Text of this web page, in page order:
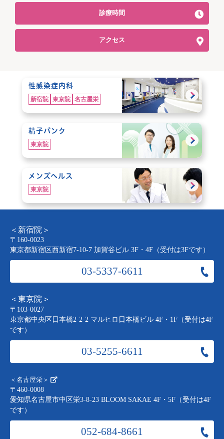
診療時間
アクセス
性感染症内科
新宿院 東京院 名古屋栄
精子バンク
東京院
メンズヘルス
東京院
＜新宿院＞
〒160-0023
東京都新宿区西新宿7-10-7 加賀谷ビル 3F・4F（受付は3Fです）
03-5337-6611
＜東京院＞
〒103-0027
東京都中央区日本橋2-2-2 マルヒロ日本橋ビル 4F・1F（受付は4F
です）
03-5255-6611
＜名古屋栄＞
〒460-0008
愛知県名古屋市中区栄3-8-23 BLOOM SAKAE 4F・5F（受付は4F
です）
052-684-8661